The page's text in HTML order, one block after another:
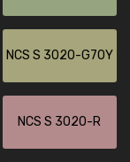
NCS S 3020-G70Y
NCS S 3020-R